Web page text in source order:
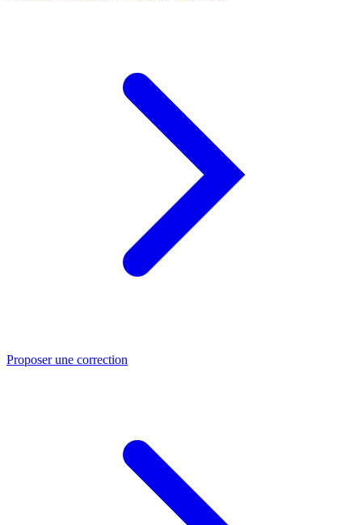
Proposer une correction